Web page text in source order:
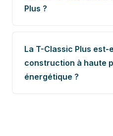
Plus ?
La T-Classic Plus est-
construction à haute
énergétique ?